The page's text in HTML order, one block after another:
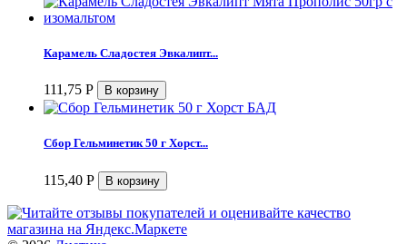
Карамель Сладостея Эвкалипт...
111,75 Р
Сбор Гельминетик 50 г Хорст...
115,40 Р